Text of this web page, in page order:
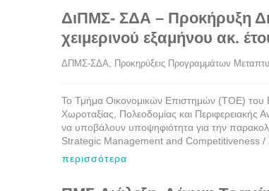
ΔιΠΜΣ- ΣΔΑ – Προκήρυξη
χειμερινού εξαμήνου ακ.
ΔΠΜΣ-ΣΔΑ, Προκηρύξεις Προγραμμάτων
Το Τμήμα Οικονομικών Επιστημών (ΤΟΕ) του
Χωροταξίας, Πολεοδομίας και
να υποβάλουν υποψηφιότητα για την
Strategic Management and Competitiveness /
περισσότερα